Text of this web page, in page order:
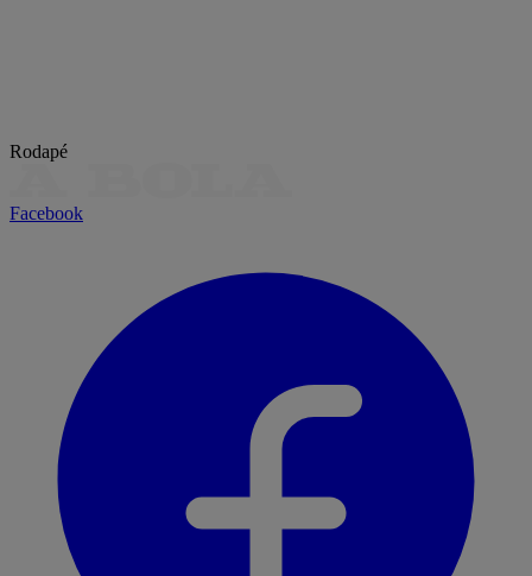
Rodapé
Facebook